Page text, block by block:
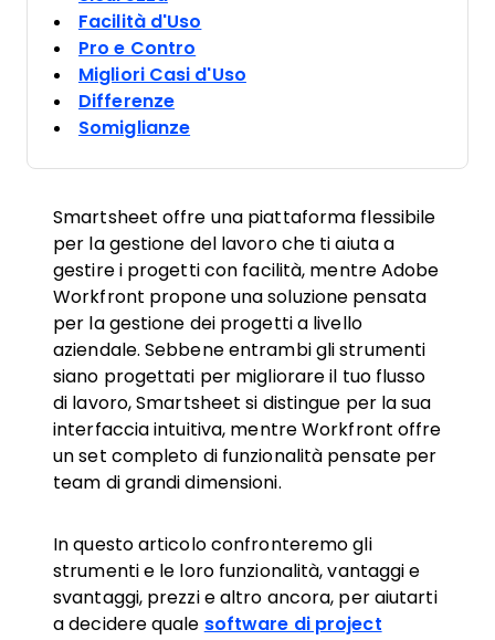
Facilità d'Uso
Pro e Contro
Migliori Casi d'Uso
Differenze
Somiglianze
Smartsheet offre una piattaforma flessibile
per la gestione del lavoro che ti aiuta a
gestire i progetti con facilità, mentre Adobe
Workfront propone una soluzione pensata
per la gestione dei progetti a livello
aziendale. Sebbene entrambi gli strumenti
siano progettati per migliorare il tuo flusso
di lavoro, Smartsheet si distingue per la sua
interfaccia intuitiva, mentre Workfront offre
un set completo di funzionalità pensate per
team di grandi dimensioni.
In questo articolo confronteremo gli
strumenti e le loro funzionalità, vantaggi e
svantaggi, prezzi e altro ancora, per aiutarti
a decidere quale software di project